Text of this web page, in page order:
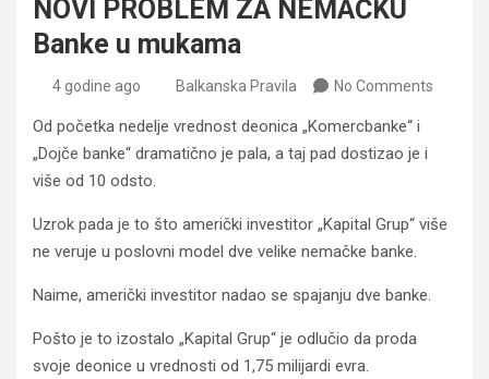
NOVI PROBLEM ZA NEMAČKU
Banke u mukama
4 godine ago Balkanska Pravila No Comments
Od početka nedelje vrednost deonica „Komercbanke“ i
„Dojče banke“ dramatično je pala, a taj pad dostizao je i
više od 10 odsto.
Uzrok pada je to što američki investitor „Kapital Grup“ više
ne veruje u poslovni model dve velike nemačke banke.
Naime, američki investitor nadao se spajanju dve banke.
Pošto je to izostalo „Kapital Grup“ je odlučio da proda
svoje deonice u vrednosti od 1,75 milijardi evra.